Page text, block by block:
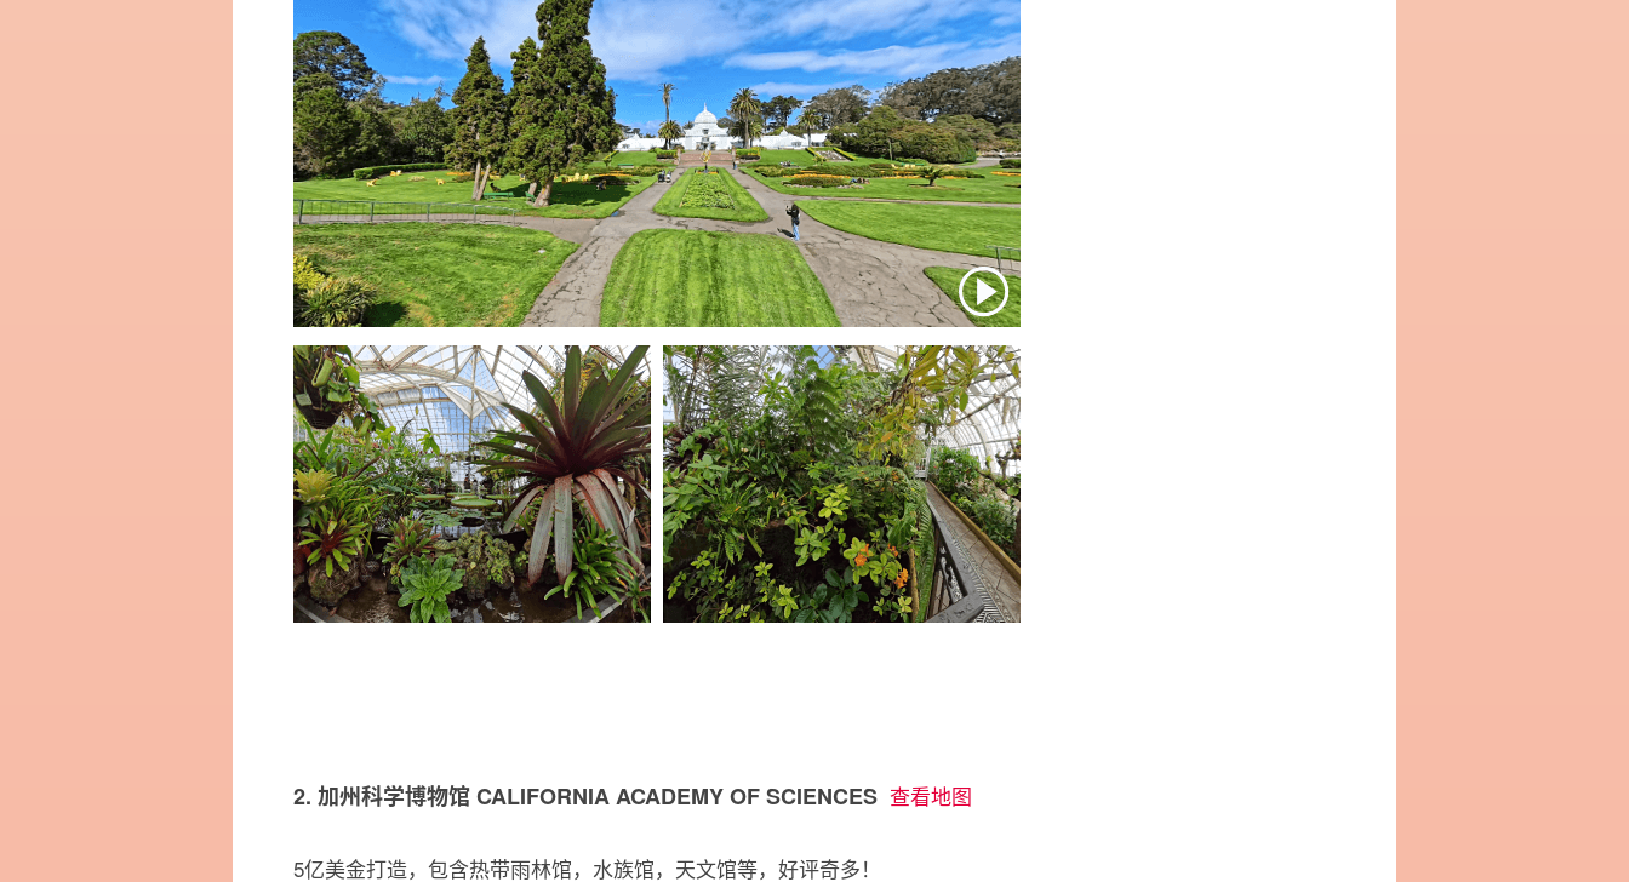
2. 加州科学博物馆 CALIFORNIA ACADEMY OF SCIENCES 查看地图
5亿美金打造，包含热带雨林馆，水族馆，天文馆等，好评奇多！